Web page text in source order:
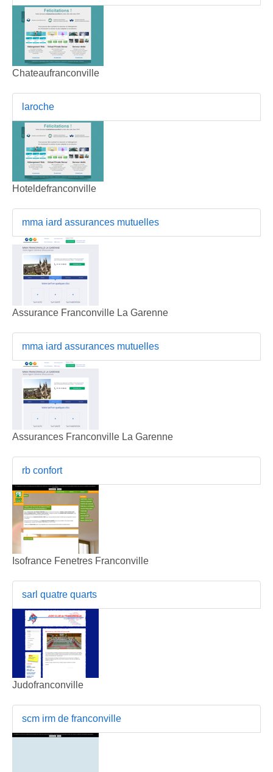
Chateaufranconville
laroche
Hoteldefranconville
mma iard assurances mutuelles
Assurance Franconville La Garenne
mma iard assurances mutuelles
Assurances Franconville La Garenne
rb confort
Isofrance Fenetres Franconville
sarl quatre quarts
Judofranconville
scm irm de franconville